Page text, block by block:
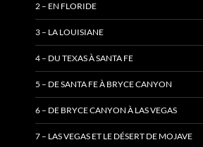
2 – EN FLORIDE
3 – LA LOUISIANE
4 – DU TEXAS À SANTA FE
5 – DE SANTA FE À BRYCE CANYON
6 – DE BRYCE CANYON À LAS VEGAS
7 – LAS VEGAS ET LE DÉSERT DE MOJAVE